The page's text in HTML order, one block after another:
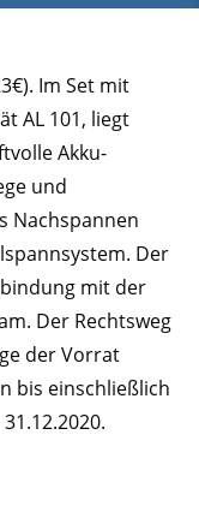
Im Set mit
AL 101, liegt
Akku-
und
Nachspannen
Der
mit der
Der Rechtsweg
der Vorrat
bis einschließlich
31.12.2020.